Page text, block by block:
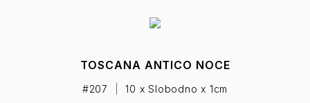
TOSCANA ANTICO NOCE
#207
10 x Slobodno x 1cm